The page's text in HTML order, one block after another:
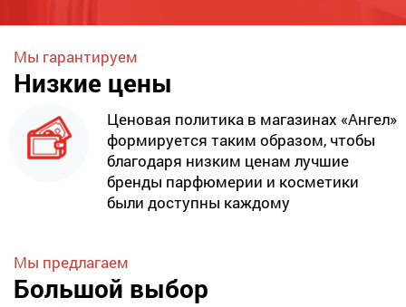
Мы гарантируем
Низкие цены
Ценовая политика в магазинах «Ангел»
формируется таким образом, чтобы
благодаря низким ценам лучшие
бренды парфюмерии и косметики
были доступны каждому
Мы предлагаем
Большой выбор